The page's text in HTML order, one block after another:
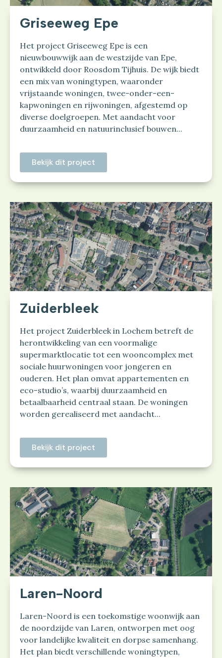
Griseeweg Epe
Het project Griseeweg Epe is een
nieuwbouwwijk aan de westzijde van Epe,
ontwikkeld door Roosdom Tijhuis. De wijk biedt
een mix van woningtypen, waaronder
vrijstaande woningen, twee-onder-een-
kapwoningen en rijwoningen, afgestemd op
diverse doelgroepen. Met aandacht voor
duurzaamheid en natuurinclusief bouwen...
Bekijk dit project
Zuiderbleek
Het project Zuiderbleek in Lochem betreft de
herontwikkeling van een voormalige
supermarktlocatie tot een wooncomplex met
sociale huurwoningen voor jongeren en
ouderen. Het plan omvat appartementen en
eco-studio’s, waarbij duurzaamheid en
betaalbaarheid centraal staan. De woningen
worden gerealiseerd met aandacht...
Bekijk dit project
Laren-Noord
Laren-Noord is een toekomstige woonwijk aan
de noordzijde van Laren, ontworpen met oog
voor landelijke kwaliteit en dorpse samenhang.
Het plan biedt verschillende woningtypen,